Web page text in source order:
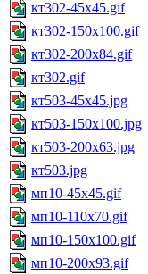
кт302-45x45.gif
кт302-150x100.gif
кт302-200x84.gif
кт302.gif
кт503-45x45.jpg
кт503-150x100.jpg
кт503-200x63.jpg
кт503.jpg
мп10-45x45.gif
мп10-110x70.gif
мп10-150x100.gif
мп10-200x93.gif